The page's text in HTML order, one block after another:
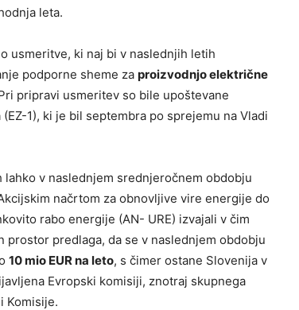
leta.
usmeritve, ki naj bi v naslednjih letih
podporne sheme za proizvodnjo električne
pripravi usmeritev so bile upoštevane
1), ki je bil septembra po sprejemu na Vladi
v naslednjem srednjeročnem obdobju
načrtom za obnovljive vire energije do
rabo energije (AN- URE) izvajali v čim
predlaga, da se v naslednjem obdobju
10 mio EUR na leto, s čimer ostane Slovenija v
Evropski komisiji, znotraj skupnega
Komisije.